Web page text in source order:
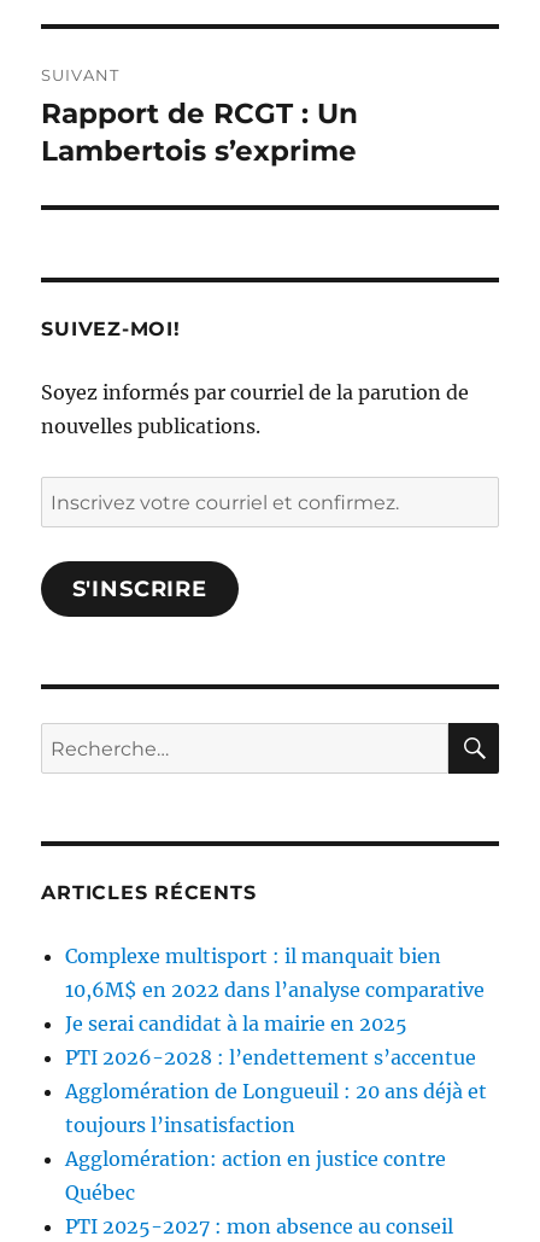
SUIVANT
Article
Suivant :
Rapport de RCGT : Un
Lambertois s’exprime
SUIVEZ-MOI!
Soyez informés par courriel de la parution de
nouvelles publications.
Inscrivez
votre
courriel
et
S'INSCRIRE
Rechercher :
ARTICLES RÉCENTS
Complexe multisport : il manquait bien
10,6M$ en 2022 dans l’analyse comparative
Je serai candidat à la mairie en 2025
PTI 2026-2028 : l’endettement s’accentue
Agglomération de Longueuil : 20 ans déjà et
toujours l’insatisfaction
Agglomération: action en justice contre
Québec
PTI 2025-2027 : mon absence au conseil